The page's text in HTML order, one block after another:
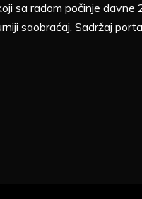
sa radom počinje
saobraćaj. Sadržaj